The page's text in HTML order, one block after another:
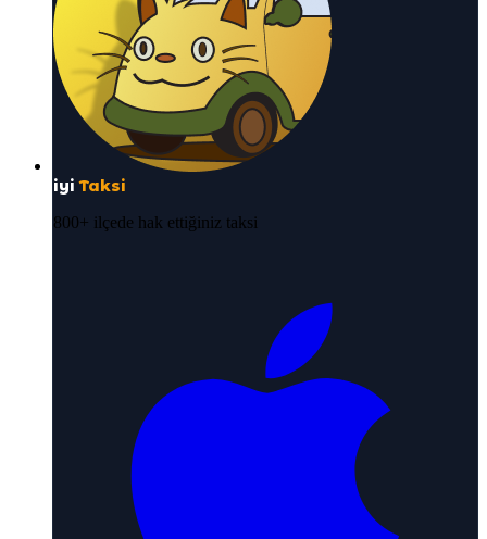
iyi Taksi
800+ ilçede hak ettiğiniz taksi